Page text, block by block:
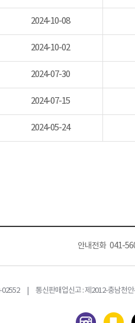
2024-10-08
2024-10-02
2024-07-30
2024-07-15
2024-05-24
안내전화 041-
| 통신판매업신고 : 제2012-충남천안